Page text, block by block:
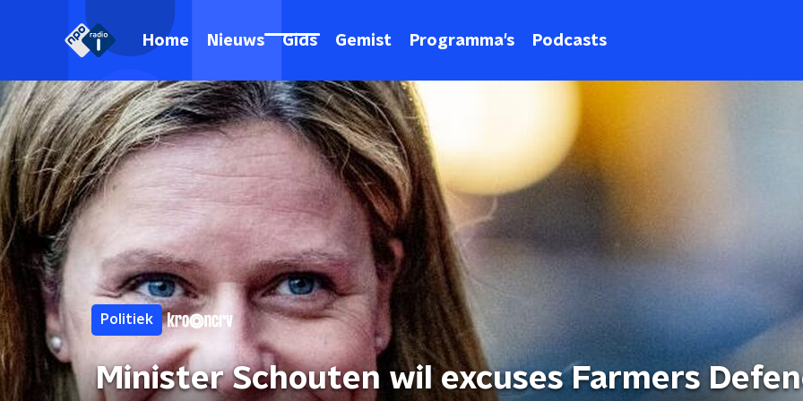
Home Nieuws Gids Gemist Programma's Podcasts
Politiek
Minister Schouten wil excuses Farmers